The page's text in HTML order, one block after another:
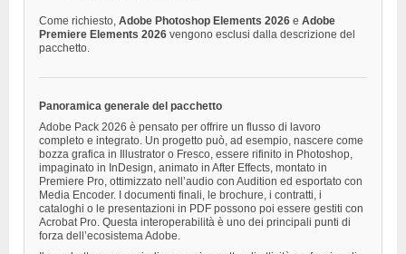
Come richiesto, Adobe Photoshop Elements 2026 e Adobe
Premiere Elements 2026 vengono esclusi dalla descrizione del
pacchetto.
Panoramica generale del pacchetto
Adobe Pack 2026 è pensato per offrire un flusso di lavoro
completo e integrato. Un progetto può, ad esempio, nascere come
bozza grafica in Illustrator o Fresco, essere rifinito in Photoshop,
impaginato in InDesign, animato in After Effects, montato in
Premiere Pro, ottimizzato nell’audio con Audition ed esportato con
Media Encoder. I documenti finali, le brochure, i contratti, i
cataloghi o le presentazioni in PDF possono poi essere gestiti con
Acrobat Pro. Questa interoperabilità è uno dei principali punti di
forza dell’ecosistema Adobe.